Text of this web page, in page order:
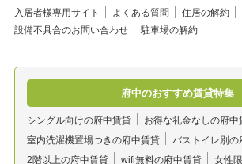
入居者様専用サイト よくある質問
住居の解約
設備不具合のお問い合わせ
駐車場の解約
府中のおすすめ賃貸特集
シングル向けの府中賃貸
お得な礼金なしの府中
室内洗濯機置場つきの府中賃貸
バストイレ別の
2階以上の府中賃貸
wifi無料の府中賃貸
女性